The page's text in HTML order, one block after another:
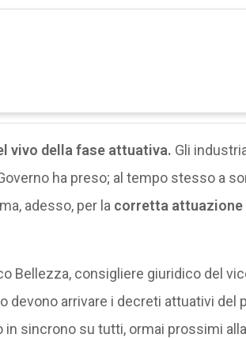
vivo della fase attuativa. Gli
ha preso; al tempo stesso a
adesso, per la corretta attuazione
Bellezza, consigliere giuridico del
devono arrivare i decreti attuativi del
in sincrono su tutti, ormai prossimi alla